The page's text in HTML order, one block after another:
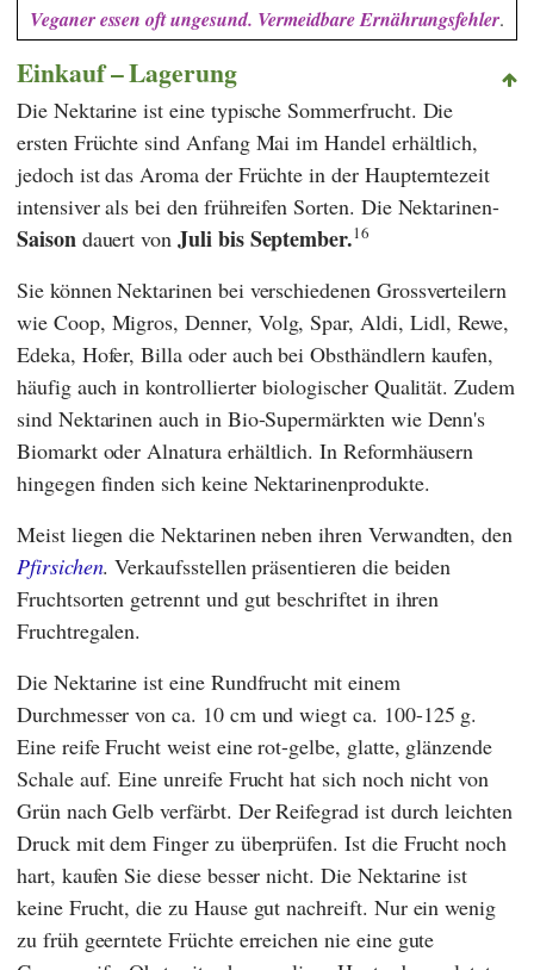
Veganer essen oft ungesund. Vermeidbare Ernährungsfehler.
Einkauf – Lagerung
Die Nektarine ist eine typische Sommerfrucht. Die
ersten Früchte sind Anfang Mai im Handel erhältlich,
jedoch ist das Aroma der Früchte in der Haupterntezeit
intensiver als bei den frühreifen Sorten. Die Nektarinen-
Saisondauert vonJuli bis September.16
Sie können Nektarinen bei verschiedenen Grossverteilern
wie Coop, Migros,Denner, Volg,Spar,Aldi, Lidl, Rewe,
Edeka, Hofer,Billa oder auch bei Obsthändlern kaufen,
häufig auch in kontrollierter biologischer Qualität. Zudem
sind Nektarinen auch in Bio-Supermärkten wie Denn's
Biomarkt oderAlnaturaerhältlich. In Reformhäusern
hingegen finden sich keine Nektarinenprodukte.
Meist liegen die Nektarinen neben ihren Verwandten, den
Pfirsichen. Verkaufsstellen präsentieren die beiden
Fruchtsorten getrennt und gut beschriftet in ihren
Fruchtregalen.
Die Nektarine ist eine Rundfrucht mit einem
Durchmesser von ca. 10 cm und wiegt ca. 100-125 g.
Eine reife Frucht weist eine rot-gelbe, glatte, glänzende
Schale auf. Eine unreife Frucht hat sich noch nicht von
Grün nach Gelb verfärbt. Der Reifegrad ist durch leichten
Druck mit dem Finger zu überprüfen. Ist die Frucht noch
hart, kaufen Sie diese besser nicht. Die Nektarine ist
keine Frucht, die zu Hause gut nachreift. Nur ein wenig
zu früh geerntete Früchte erreichen nie eine gute